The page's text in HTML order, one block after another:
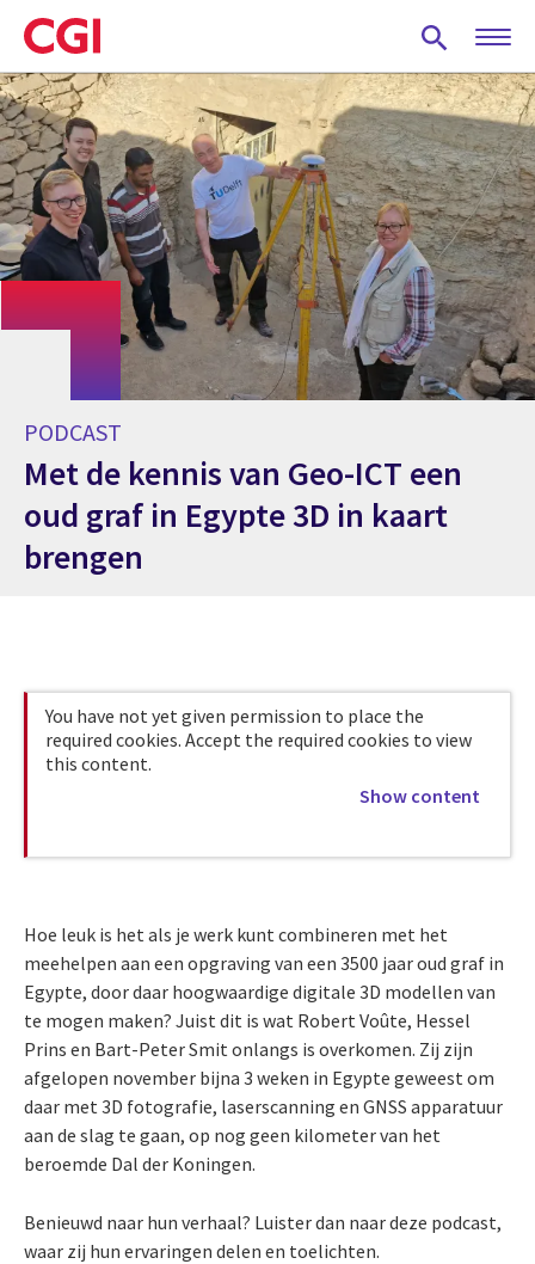
Skip
to
main
content
PODCAST
Met de kennis van Geo-ICT een
oud graf in Egypte 3D in kaart
brengen
You have not yet given permission to place the
required cookies. Accept the required cookies to view
this content.
Show content
Hoe leuk is het als je werk kunt combineren met het
meehelpen aan een opgraving van een 3500 jaar oud graf in
Egypte, door daar hoogwaardige digitale 3D modellen van
te mogen maken? Juist dit is wat Robert Voûte, Hessel
Prins en Bart-Peter Smit onlangs is overkomen. Zij zijn
afgelopen november bijna 3 weken in Egypte geweest om
daar met 3D fotografie, laserscanning en GNSS apparatuur
aan de slag te gaan, op nog geen kilometer van het
beroemde Dal der Koningen.
Benieuwd naar hun verhaal? Luister dan naar deze podcast,
waar zij hun ervaringen delen en toelichten.